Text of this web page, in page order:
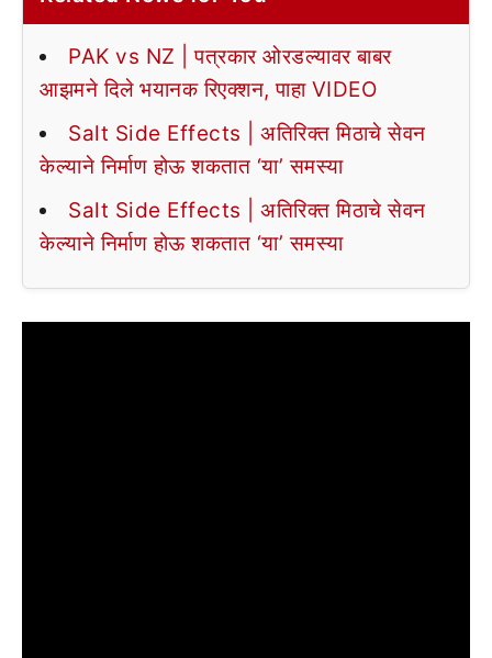
PAK vs NZ | पत्रकार ओरडल्यावर बाबर
आझमने दिले भयानक रिएक्शन, पाहा VIDEO
Salt Side Effects | अतिरिक्त मिठाचे सेवन
केल्याने निर्माण होऊ शकतात ‘या’ समस्या
Salt Side Effects | अतिरिक्त मिठाचे सेवन
केल्याने निर्माण होऊ शकतात ‘या’ समस्या